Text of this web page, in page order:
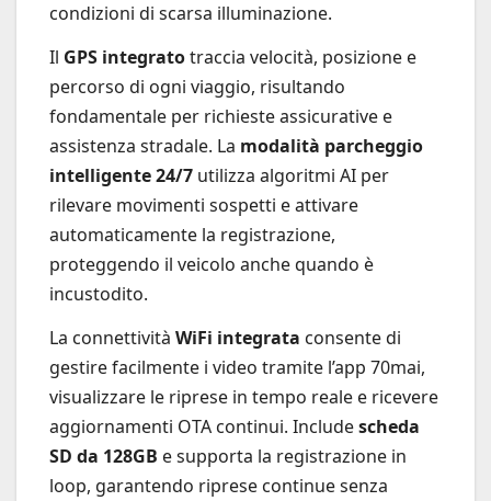
condizioni di scarsa illuminazione.
Il GPS integratotraccia velocità, posizione e
percorso di ogni viaggio, risultando
fondamentale per richieste assicurative e
assistenza stradale. La modalità parcheggio
intelligente 24/7 utilizza algoritmi AI per
rilevare movimenti sospetti e attivare
automaticamente la registrazione,
proteggendo il veicolo anche quando è
incustodito.
La connettività WiFi integrata consente di
gestire facilmente i video tramite l’app 70mai,
visualizzare le riprese in tempo reale e ricevere
aggiornamenti OTA continui. Includescheda
SD da 128GB e supporta la registrazione in
loop, garantendo riprese continue senza